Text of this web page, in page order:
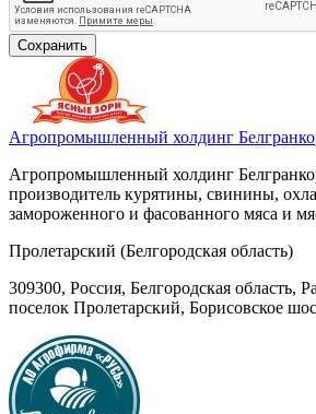
Агропромышленный холдинг
Агропромышленный холдинг
производитель курятины, свинины,
замороженного и фасованного мяса и
Пролетарский (Белгородская область)
309300, Россия, Белгородская область,
поселок Пролетарский, Борисовское